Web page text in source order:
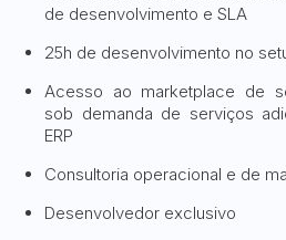
de desenvolvimento e SLA
25h de desenvolvimento no
Acesso ao marketplace de
sob demanda de serviços
ERP
Consultoria operacional e de
Desenvolvedor exclusivo